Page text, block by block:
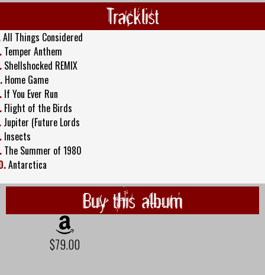
Tracklist
All Things Considered
Temper Anthem
Shellshocked REMIX
Home Game
If You Ever Run
Flight of the Birds
Jupiter (Future Lords
Insects
The Summer of 1980
Antarctica
Buy this album
$79.00